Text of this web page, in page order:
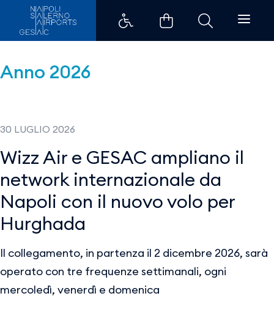
Comunicati stampa -
Anno 2026
30 LUGLIO 2026
Wizz Air e GESAC ampliano il
network internazionale da
Napoli con il nuovo volo per
Hurghada
Il collegamento, in partenza il 2 dicembre 2026, sarà
operato con tre frequenze settimanali, ogni
mercoledì, venerdì e domenica